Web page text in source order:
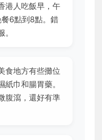
港人吃飯早，午
6點到8點。錯
食地方有些攤位
巾和腸胃藥。
腹瀉，還好有準